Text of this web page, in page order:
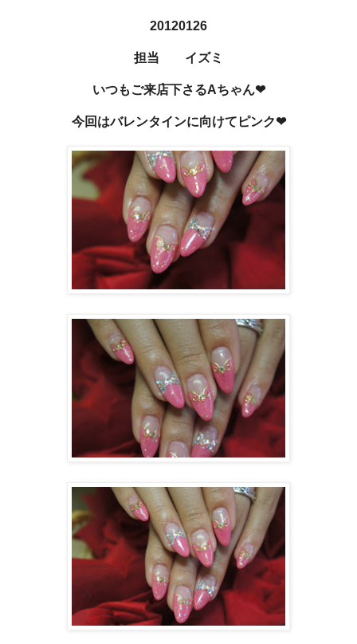
20120126
担当 イズミ
いつもご来店下さるAちゃん❤
今回はバレンタインに向けてピンク❤